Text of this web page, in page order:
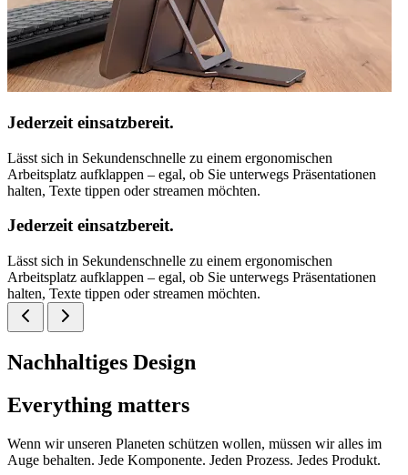
Jederzeit einsatzbereit.
Lässt sich in Sekundenschnelle zu einem ergonomischen
Arbeitsplatz aufklappen – egal, ob Sie unterwegs Präsentationen
halten, Texte tippen oder streamen möchten.
Jederzeit einsatzbereit.
Lässt sich in Sekundenschnelle zu einem ergonomischen
Arbeitsplatz aufklappen – egal, ob Sie unterwegs Präsentationen
halten, Texte tippen oder streamen möchten.
Nachhaltiges Design
Everything matters
Wenn wir unseren Planeten schützen wollen, müssen wir alles im
Auge behalten. Jede Komponente. Jeden Prozess. Jedes Produkt.